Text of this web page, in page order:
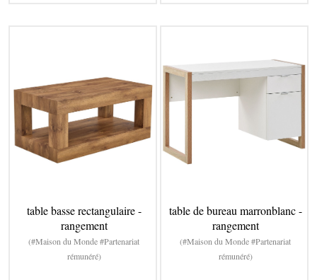
table basse rectangulaire -
rangement
(#Maison du Monde #Partenariat
rémunéré)
table de bureau marronblanc -
rangement
(#Maison du Monde #Partenariat
rémunéré)